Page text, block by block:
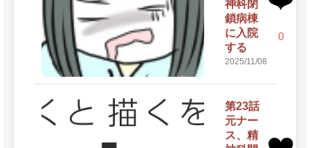
神科閉
鎖病棟
に入院
する
2025/11/08
0
第23話
元ナー
ス、精